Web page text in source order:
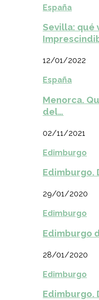
España
Sevilla: qué
12/01/2022
España
Menorca.
del…
02/11/2021
Edimburgo
Edimburgo.
29/01/2020
Edimburgo
Edimburgo
28/01/2020
Edimburgo
Edimburgo.